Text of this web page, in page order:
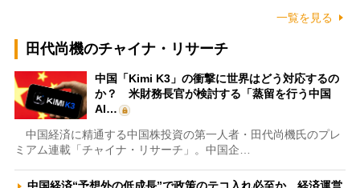
一覧を見る
田代尚機のチャイナ・リサーチ
中国「Kimi K3」の衝撃に世界はどう対応するの
か？ 米財務長官が検討する「蒸留を行う中国
AI…
中国経済に精通する中国株投資の第一人者・田代尚機氏のプレ
ミアム連載「チャイナ・リサーチ」。中国企…